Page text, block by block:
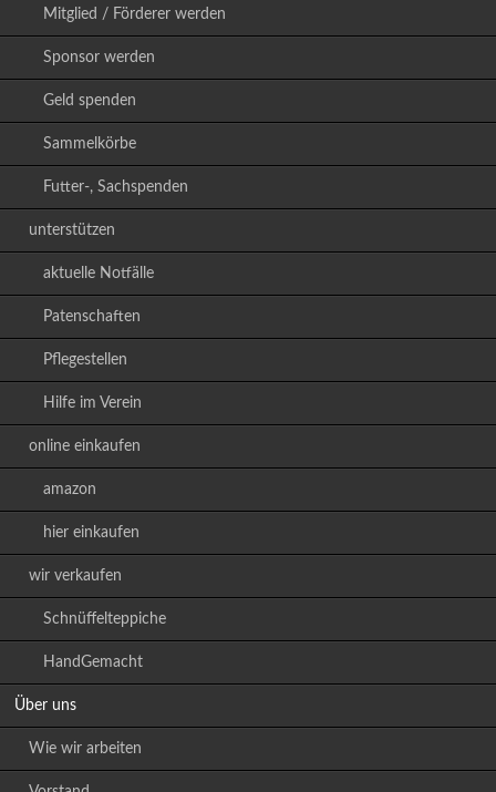
Mitglied / Förderer werden
Sponsor werden
Geld spenden
Sammelkörbe
Futter-, Sachspenden
unterstützen
aktuelle Notfälle
Patenschaften
Pflegestellen
Hilfe im Verein
online einkaufen
amazon
hier einkaufen
wir verkaufen
Schnüffelteppiche
HandGemacht
Über uns
Wie wir arbeiten